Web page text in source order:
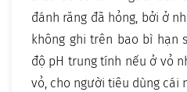
đánh răng đã hỏng, bởi ở
không ghi trên bao bì hạn
độ pH trung tính nếu ở vỏ
vỏ, cho người tiêu dùng cái